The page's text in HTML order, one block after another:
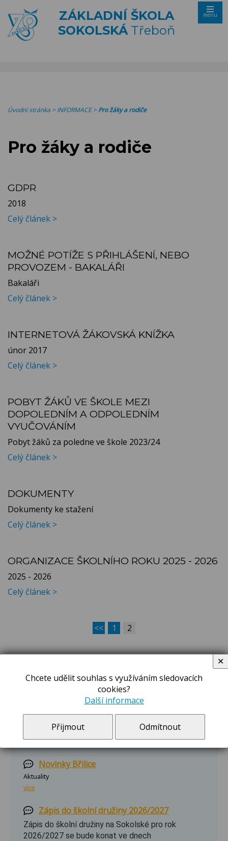
ZÁKLADNÍ ŠKOLA
SOKOLSKÁTřeboň
menu
Úvodní stránka >INFORMACE>Pro žáky a rodiče
Pro žáky a rodiče
GDPR
2018
Celý článek >
MOŽNÉ POTÍŽE S PŘIHLÁŠENÍ, NEBO
PROVOZEM - BAKALÁŘI
Bakaláři
Celý článek >
INTERNETOVÁ ŽÁKOVSKÁ KNÍŽKA
únor 2017
Celý článek >
POBYT ŽÁKŮ VE ŠKOLE MEZI
DOPOLEDNÍM A ODPOLEDNÍM
VYUČOVÁNÍM
Pobyt žáků za poledne ve škole 2023/24
Celý článek >
DOKUMENTY
Dokumenty ke stažení
Celý článek >
ORGANIZACE ŠKOLNÍHO ROKU 2025 - 2026
2025 - 2026
Celý článek >
<< 1 2
ZPRÁVY A OZNÁMENÍ
Novinky Sokolská
více
Novinky Břilice
Aktuality
více
Zápis do školní družiny 2026/2027
Zápis do školní družiny na Sokolské pro rok
2026/2027 se bude konat ve dnech
Chcete udělit souhlas s využíváním sledovacích
cookies?
Další informace
Přijmout Odmítnout
✕